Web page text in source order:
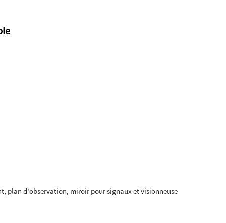
plan d'observation, miroir pour signaux et visionneuse